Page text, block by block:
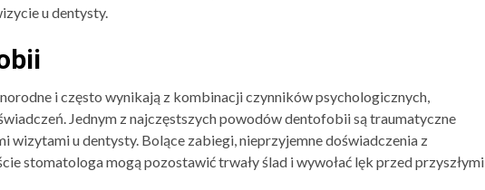
u dentysty.
i często wynikają z kombinacji czynników psychologicznych,
Jednym z najczęstszych powodów dentofobii są traumatyczne
wizytami u dentysty. Bolące zabiegi, nieprzyjemne doświadczenia z
stomatologa mogą pozostawić trwały ślad i wywołać lęk przed przyszłymi